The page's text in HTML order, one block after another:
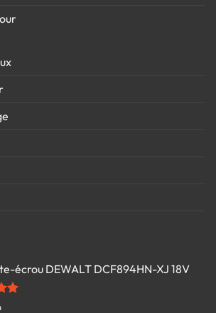
écrou DEWALT DCF894HN-XJ 18V